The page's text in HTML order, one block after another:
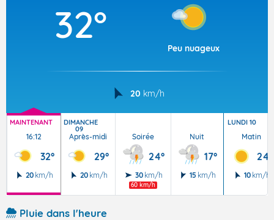
32°
Peu nuageux
20 km/h
MAINTENANT
16:12
32°
20 km/h
DIMANCHE
09
Après-midi
29°
20 km/h
Soirée
24°
30 km/h
60 km/h
Nuit
17°
15 km/h
LUNDI 10
Matin
24°
10 km/h
Pluie dans l'heure